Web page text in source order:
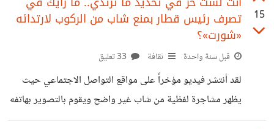
مشقة الطريق في هذا القيظ، وتستعرض في الفيديو وهي
سعيدة ما تقول وهي تشجع الناس لفعل المثل، لتأتي بعض
التعليقات تهاجمها ، وأنه عليها أن لا تنشر فعل الخير لأن هذا يعد
رياء ، وهنا يبرز السؤال هل التحدث عن
15 تصرف رئيس قطار بمنع شاب من الركوب لارتدائه
«شورت»؟
قبل سنة واحدة ثقافة
لقد أنتشر فيديو مؤخراً على مواقع التواصل الاجتماعي حيث
يظهر مشاجرة لفظية من شاب غير واضح ويقوم بالتصوير بهاتفه
رئيس القطار ، وهو رجل عجوز عصبي ولكن يبدو عليه نوعاً من